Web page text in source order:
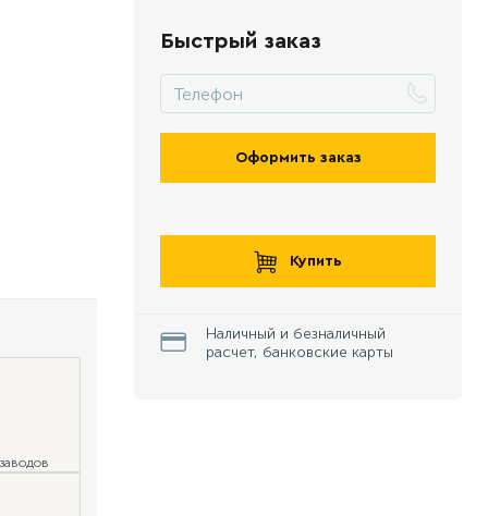
Быстрый заказ
Оформить заказ
Купить
Наличный и безналичный
расчет, банковские карты